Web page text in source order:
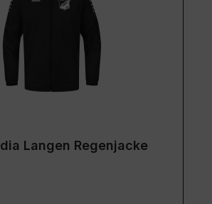
Langen Regenjacke